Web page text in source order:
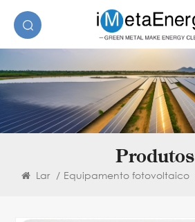
Produtos
Lar / Equipamento fotovoltaico